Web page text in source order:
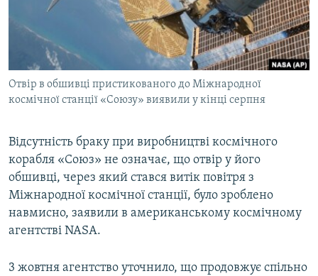
ВІДЕОУРОКИ «ELIFBE»
СВІДЧЕННЯ ОКУПАЦІЇ
УКРАЇНСЬКА ПРОБЛЕМА КРИМУ
ІНФОГРАФІКА
Русский
Qırımtatar
ДОЛУЧАЙСЯ!
Усі сайти RFE/RL
Отвір в обшивці пристикованого до Міжнародної
космічної станції «Союзу» виявили у кінці серпня
Відсутність браку при виробництві космічного
корабля «Союз» не означає, що отвір у його
обшивці, через який стався витік повітря з
Міжнародної космічної станції, було зроблено
навмисно, заявили в американському космічному
агентстві NASA.
3 жовтня агентство уточнило, що продовжує спільно